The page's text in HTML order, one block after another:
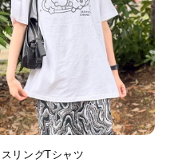
リングTシャツ